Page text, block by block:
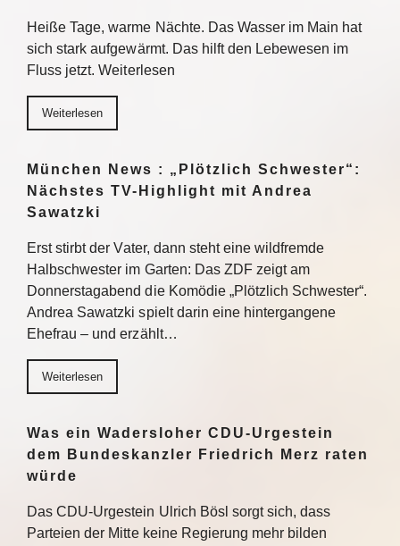
Heiße Tage, warme Nächte. Das Wasser im Main hat
sich stark aufgewärmt. Das hilft den Lebewesen im
Fluss jetzt. Weiterlesen
Weiterlesen
München News : „Plötzlich Schwester“:
Nächstes TV-Highlight mit Andrea
Sawatzki
Erst stirbt der Vater, dann steht eine wildfremde
Halbschwester im Garten: Das ZDF zeigt am
Donnerstagabend die Komödie „Plötzlich Schwester“.
Andrea Sawatzki spielt darin eine hintergangene
Ehefrau – und erzählt…
Weiterlesen
Was ein Wadersloher CDU-Urgestein
dem Bundeskanzler Friedrich Merz raten
würde
Das CDU-Urgestein Ulrich Bösl sorgt sich, dass
Parteien der Mitte keine Regierung mehr bilden